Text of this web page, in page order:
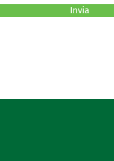
Invia